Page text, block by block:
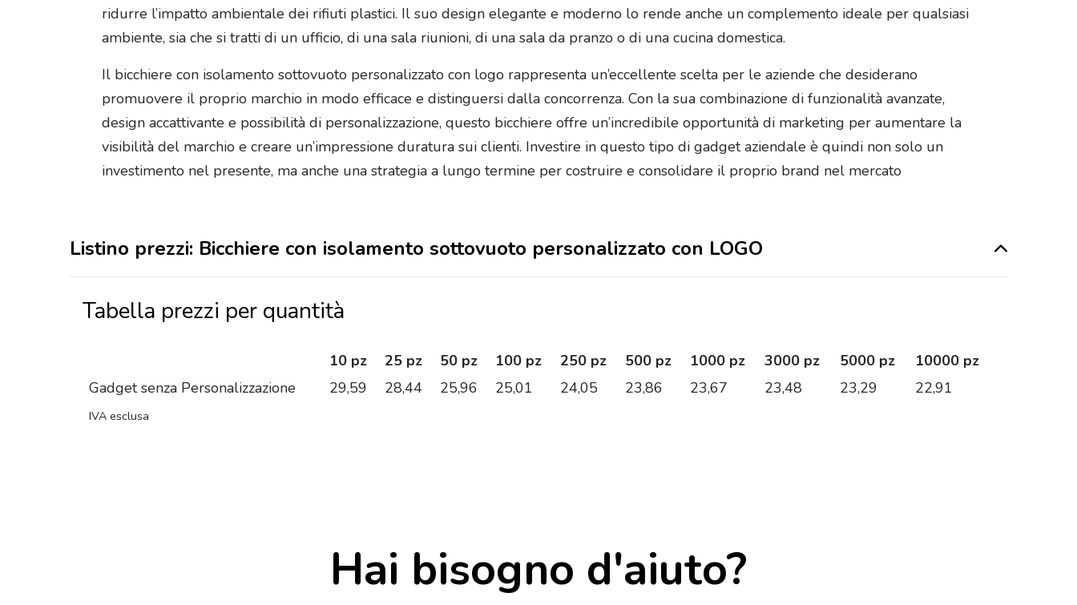
ridurre l’impatto ambientale dei rifiuti plastici. Il suo design elegante e moderno lo rende anche un complemento ideale per qualsiasi
ambiente, sia che si tratti di un ufficio, di una sala riunioni, di una sala da pranzo o di una cucina domestica.
Il bicchiere con isolamento sottovuoto personalizzato con logo rappresenta un’eccellente scelta per le aziende che desiderano
promuovere il proprio marchio in modo efficace e distinguersi dalla concorrenza. Con la sua combinazione di funzionalità avanzate,
design accattivante e possibilità di personalizzazione, questo bicchiere offre un’incredibile opportunità di marketing per aumentare la
visibilità del marchio e creare un’impressione duratura sui clienti. Investire in questo tipo di gadget aziendale è quindi non solo un
investimento nel presente, ma anche una strategia a lungo termine per costruire e consolidare il proprio brand nel mercato
Listino prezzi: Bicchiere con isolamento sottovuoto personalizzato con LOGO
Tabella prezzi per quantità
10 pz 25 pz 50 pz 100 pz 250 pz 500 pz 1000 pz 3000 pz 5000 pz
10000 pz
Gadget senza Personalizzazione
29,59 28,44 25,96 25,01 24,05 23,86 23,67 23,48 23,29 22,91
IVA esclusa
Hai bisogno d'aiuto?